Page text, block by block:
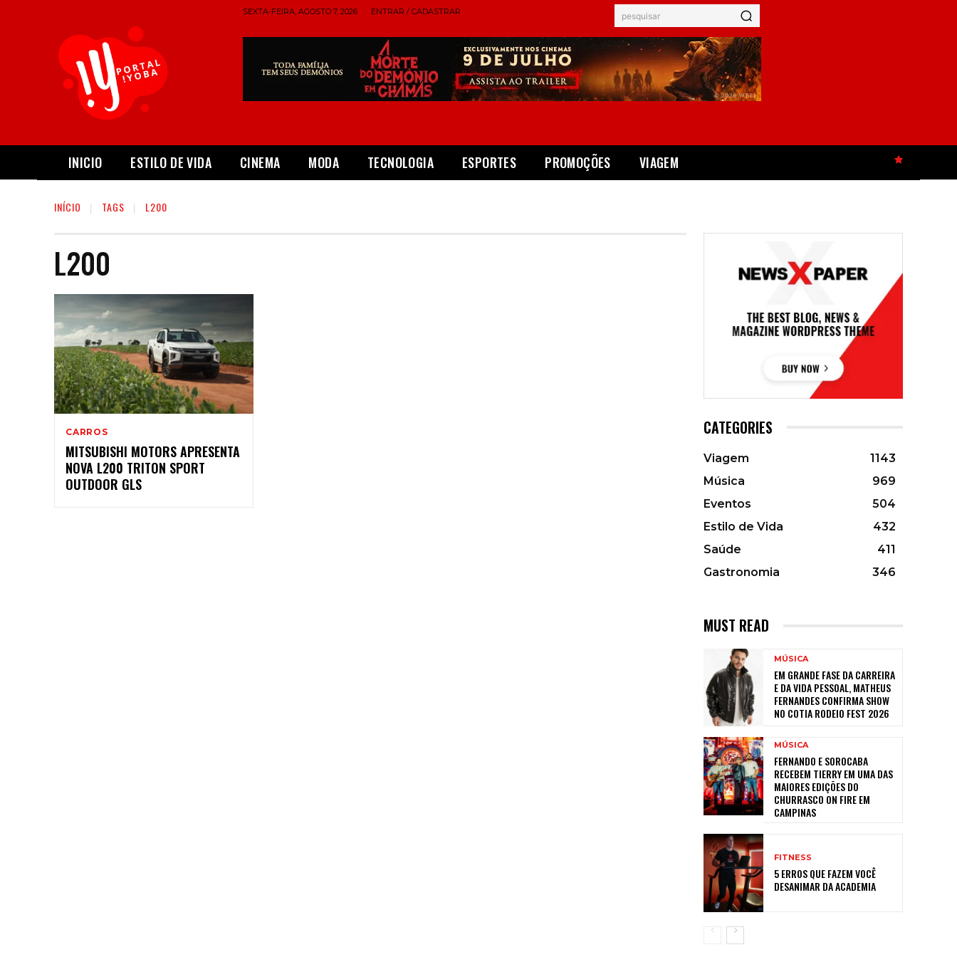
SEXTA-FEIRA, AGOSTO 7, 2026 ENTRAR / CADASTRAR pesquisar
INICIO ESTILO DE VIDA CINEMA MODA TECNOLOGIA ESPORTES PROMOÇÕES VIAGEM
INÍCIO TAGS L200
L200
CARROS
MITSUBISHI MOTORS APRESENTA
NOVA L200 TRITON SPORT
OUTDOOR GLS
CATEGORIES
Viagem
1143
Música
969
Eventos
504
Estilo de Vida
432
Saúde
411
Gastronomia
346
MUST READ
MÚSICA
EM GRANDE FASE DA CARREIRA
E DA VIDA PESSOAL, MATHEUS
FERNANDES CONFIRMA SHOW
NO COTIA RODEIO FEST 2026
MÚSICA
FERNANDO E SOROCABA
RECEBEM TIERRY EM UMA DAS
MAIORES EDIÇÕES DO
CHURRASCO ON FIRE EM
CAMPINAS
FITNESS
5 ERROS QUE FAZEM VOCÊ
DESANIMAR DA ACADEMIA